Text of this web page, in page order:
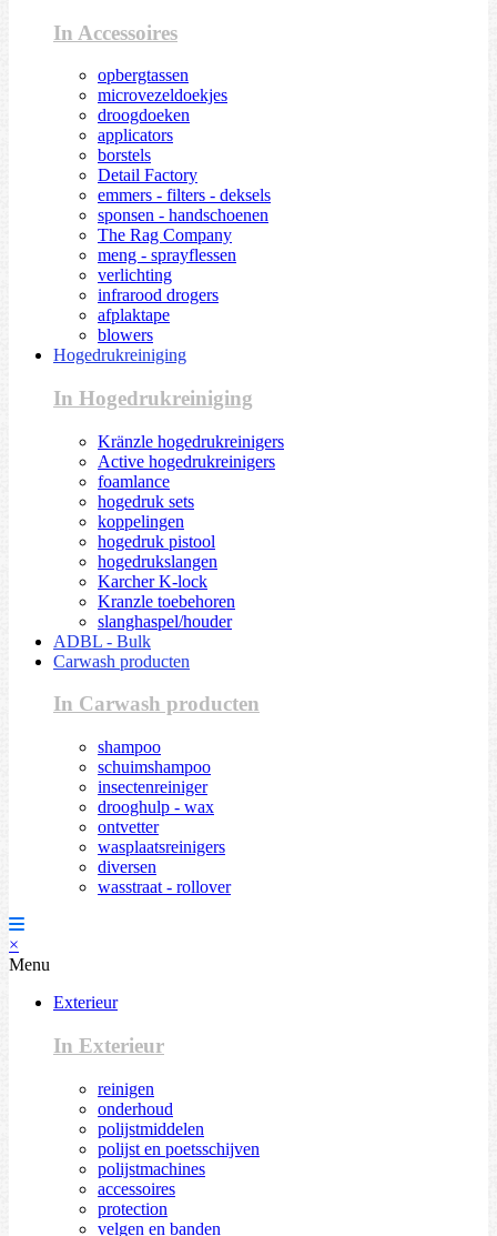
In Accessoires
opbergtassen
microvezeldoekjes
droogdoeken
applicators
borstels
Detail Factory
emmers - filters - deksels
sponsen - handschoenen
The Rag Company
meng - sprayflessen
verlichting
infrarood drogers
afplaktape
blowers
Hogedrukreiniging
In Hogedrukreiniging
Kränzle hogedrukreinigers
Active hogedrukreinigers
foamlance
hogedruk sets
koppelingen
hogedruk pistool
hogedrukslangen
Karcher K-lock
Kranzle toebehoren
slanghaspel/houder
ADBL - Bulk
Carwash producten
In Carwash producten
shampoo
schuimshampoo
insectenreiniger
drooghulp - wax
ontvetter
wasplaatsreinigers
diversen
wasstraat - rollover
×
Menu
Exterieur
In Exterieur
reinigen
onderhoud
polijstmiddelen
polijst en poetsschijven
polijstmachines
accessoires
protection
velgen en banden